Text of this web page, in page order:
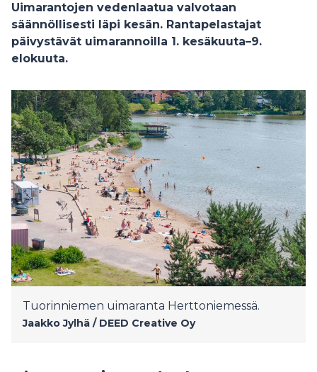
Uimarantojen vedenlaatua valvotaan
säännöllisesti läpi kesän. Rantapelastajat
päivystävät uimarannoilla 1. kesäkuuta–9.
elokuuta.
Tuorinniemen uimaranta Herttoniemessä.
Jaakko Jylhä / DEED Creative Oy